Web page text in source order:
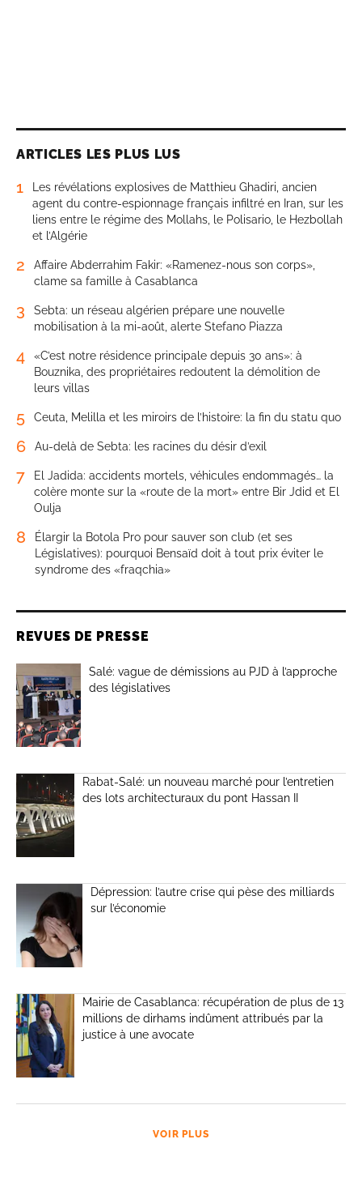
ARTICLES LES PLUS LUS
1
Les révélations explosives de Matthieu Ghadiri, ancien
agent du contre-espionnage français infiltré en Iran, sur les
liens entre le régime des Mollahs, le Polisario, le Hezbollah
et l’Algérie
2
Affaire Abderrahim Fakir: «Ramenez-nous son corps»,
clame sa famille à Casablanca
3
Sebta: un réseau algérien prépare une nouvelle
mobilisation à la mi-août, alerte Stefano Piazza
4
«C’est notre résidence principale depuis 30 ans»: à
Bouznika, des propriétaires redoutent la démolition de
leurs villas
5 Ceuta, Melilla et les miroirs de l’histoire: la fin du statu quo
6 Au-delà de Sebta: les racines du désir d’exil
7
El Jadida: accidents mortels, véhicules endommagés… la
colère monte sur la «route de la mort» entre Bir Jdid et El
Oulja
8
Élargir la Botola Pro pour sauver son club (et ses
Législatives): pourquoi Bensaïd doit à tout prix éviter le
syndrome des «fraqchia»
REVUES DE PRESSE
Salé: vague de démissions au PJD à l’approche
des législatives
Rabat-Salé: un nouveau marché pour l’entretien
des lots architecturaux du pont Hassan II
Dépression: l’autre crise qui pèse des milliards
sur l’économie
Mairie de Casablanca: récupération de plus de 13
millions de dirhams indûment attribués par la
justice à une avocate
VOIR PLUS